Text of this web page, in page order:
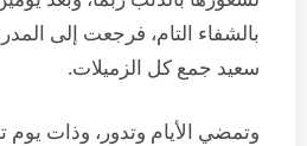
بالشفاء التام، فرجعت إلى
سعيد جمع كل الزميلات.
وتمضي الأيام وتدور، وذات